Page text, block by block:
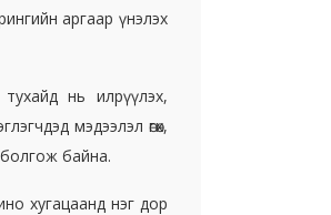
аргаар үнэлэх
тухайд нь илрүүлэх,
мэдээлэл өгөх,
болгож байна.
хугацаанд нэг дор